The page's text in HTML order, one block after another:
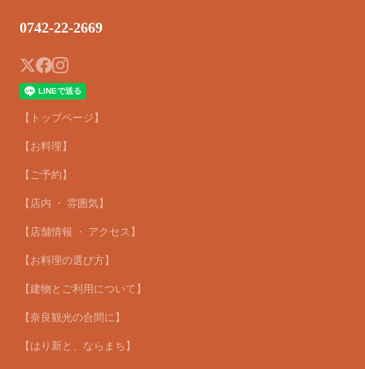
0742-22-2669
【トップページ】
【お料理】
【ご予約】
【店内 ・ 雰囲気】
【店舗情報 ・ アクセス】
【お料理の選び方】
【建物とご利用について】
【奈良観光の合間に】
【はり新と、ならまち】